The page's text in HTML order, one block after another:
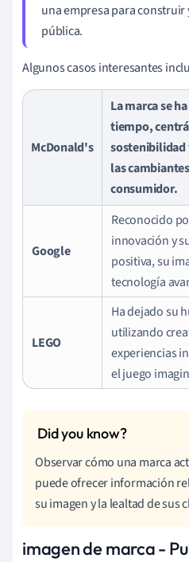
una empresa para
pública.
Algunos casos interesantes
McDonald's
La marca se
tiempo,
sostenibilidad
las
consumidor.
Google
Reconocido
innovación y
positiva, su
tecnología
LEGO
Ha dejado su
utilizando
experiencias
el juego
Observar cómo una marca
puede ofrecer información
su imagen y la lealtad de sus
imagen de marca -